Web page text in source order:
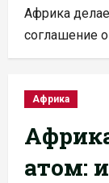
Африка
соглашение
Африка
атом: